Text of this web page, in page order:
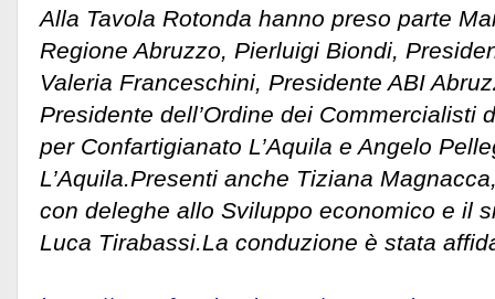
Alla Tavola Rotonda hanno preso parte
Regione Abruzzo, Pierluigi Biondi,
Valeria Franceschini, Presidente ABI
Presidente dell’Ordine dei Commercialisti
per Confartigianato L’Aquila e Angelo
L’Aquila.Presenti anche Tiziana Magnacca
con deleghe allo Sviluppo economico e il
Luca Tirabassi.La conduzione è stata